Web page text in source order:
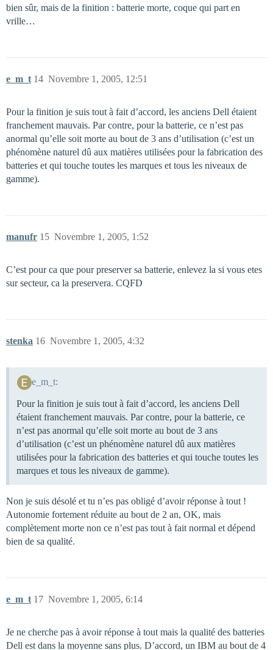
bien sûr, mais de la finition : batterie morte, coque qui part en
vrille…
e_m_t Novembre 1, 2005, 12:51
14
Pour la finition je suis tout à fait d’accord, les anciens Dell étaient
franchement mauvais. Par contre, pour la batterie, ce n’est pas
anormal qu’elle soit morte au bout de 3 ans d’utilisation (c’est un
phénomène naturel dû aux matières utilisées pour la fabrication des
batteries et qui touche toutes les marques et tous les niveaux de
gamme).
manufr Novembre 1, 2005, 1:52
15
C’est pour ca que pour preserver sa batterie, enlevez la si vous etes
sur secteur, ca la preservera. CQFD
stenka Novembre 1, 2005, 4:32
16
e_m_t:
Pour la finition je suis tout à fait d’accord, les anciens Dell
étaient franchement mauvais. Par contre, pour la batterie, ce
n’est pas anormal qu’elle soit morte au bout de 3 ans
d’utilisation (c’est un phénomène naturel dû aux matières
utilisées pour la fabrication des batteries et qui touche toutes les
marques et tous les niveaux de gamme).
Non je suis désolé et tu n’es pas obligé d’avoir réponse à tout !
Autonomie fortement réduite au bout de 2 an, OK, mais
complètement morte non ce n’est pas tout à fait normal et dépend
bien de sa qualité.
e_m_t Novembre 1, 2005, 6:14
17
Je ne cherche pas à avoir réponse à tout mais la qualité des batteries
Dell est dans la moyenne sans plus. D’accord, un IBM au bout de 4